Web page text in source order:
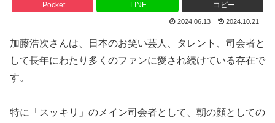
Pocket LINE コピー
2024.06.13 2024.10.21
加藤浩次さんは、日本のお笑い芸人、タレント、司会者と
して長年にわたり多くのファンに愛され続けている存在で
す。
特に「スッキリ」のメイン司会者として、朝の顔としての